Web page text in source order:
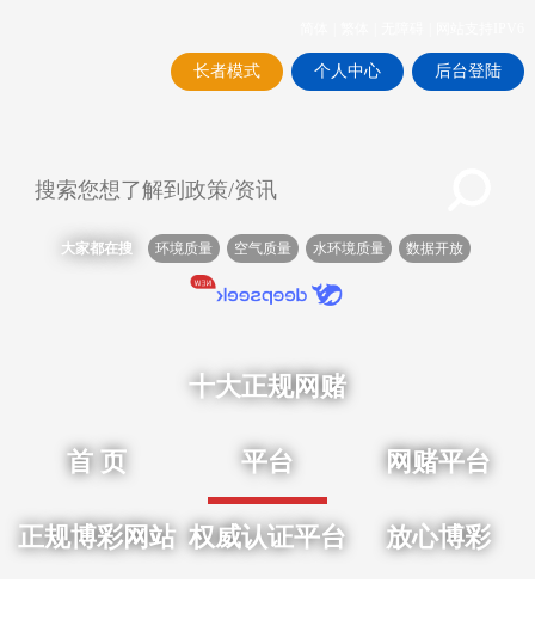
长者模式 个人中心 后台登陆
大家都在搜 环境质量 空气质量 水环境质量 数据开放
首 页
十大正规网赌
平台 网赌平台
正规博彩网站 权威认证平台 放心博彩